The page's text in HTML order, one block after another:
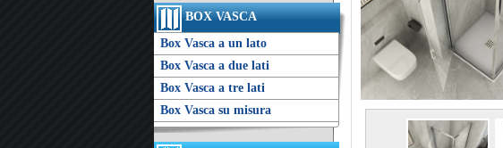
BOX VASCA
Box Vasca a un lato
Box Vasca a due lati
Box Vasca a tre lati
Box Vasca su misura